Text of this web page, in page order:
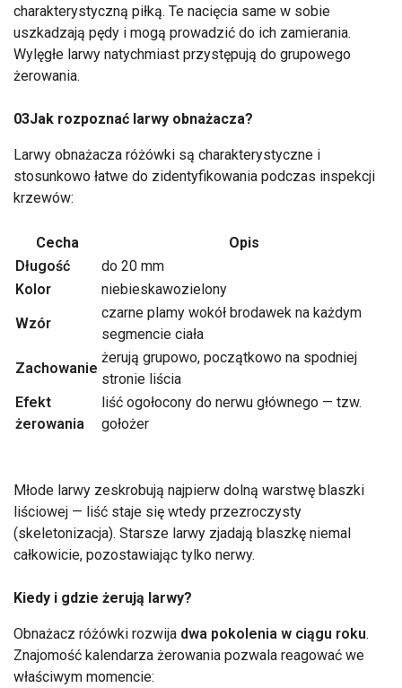
charakterystyczną piłką. Te nacięcia same w sobie
uszkadzają pędy i mogą prowadzić do ich zamierania.
Wylęgłe larwy natychmiast przystępują do grupowego
żerowania.
03Jak rozpoznać larwy obnażacza?
Larwy obnażacza różówki są charakterystyczne i
stosunkowo łatwe do zidentyfikowania podczas inspekcji
krzewów:
Cecha
Opis
Długość
do 20 mm
Kolor
niebieskawozielony
Wzór
czarne plamy wokół brodawek na każdym
segmencie ciała
Zachowanie
żerują grupowo, początkowo na spodniej
stronie liścia
Efekt
żerowania
liść ogołocony do nerwu głównego — tzw.
gołożer
Młode larwy zeskrobują najpierw dolną warstwę blaszki
liściowej — liść staje się wtedy przezroczysty
(skeletonizacja). Starsze larwy zjadają blaszkę niemal
całkowicie, pozostawiając tylko nerwy.
Kiedy i gdzie żerują larwy?
Obnażacz różówki rozwija dwa pokolenia w ciągu roku.
Znajomość kalendarza żerowania pozwala reagować we
właściwym momencie: